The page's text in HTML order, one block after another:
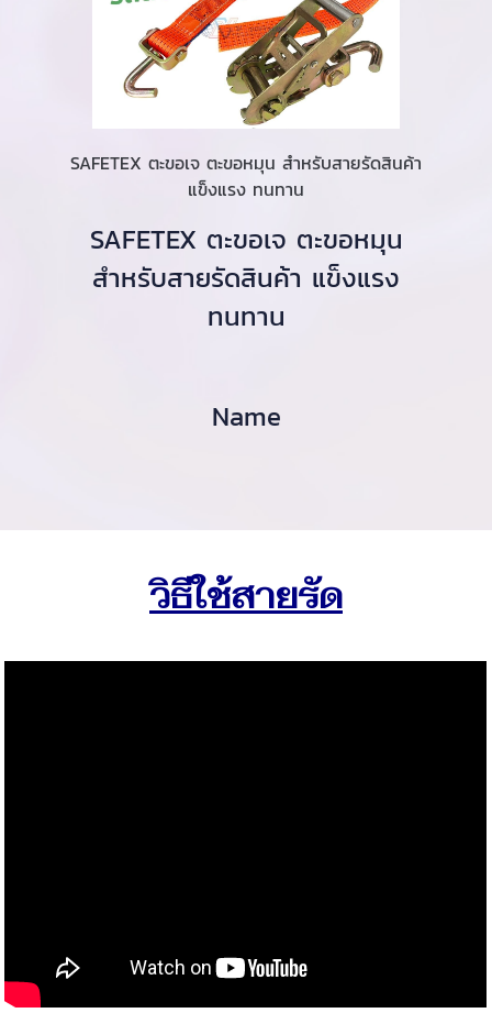
SAFETEX ตะขอเจ ตะขอหมุน สำหรับสายรัดสินค้า
แข็งแรง ทนทาน
SAFETEX ตะขอเจ ตะขอหมุน
สำหรับสายรัดสินค้า แข็งแรง
ทนทาน
Name
วิธีใช้สายรัด